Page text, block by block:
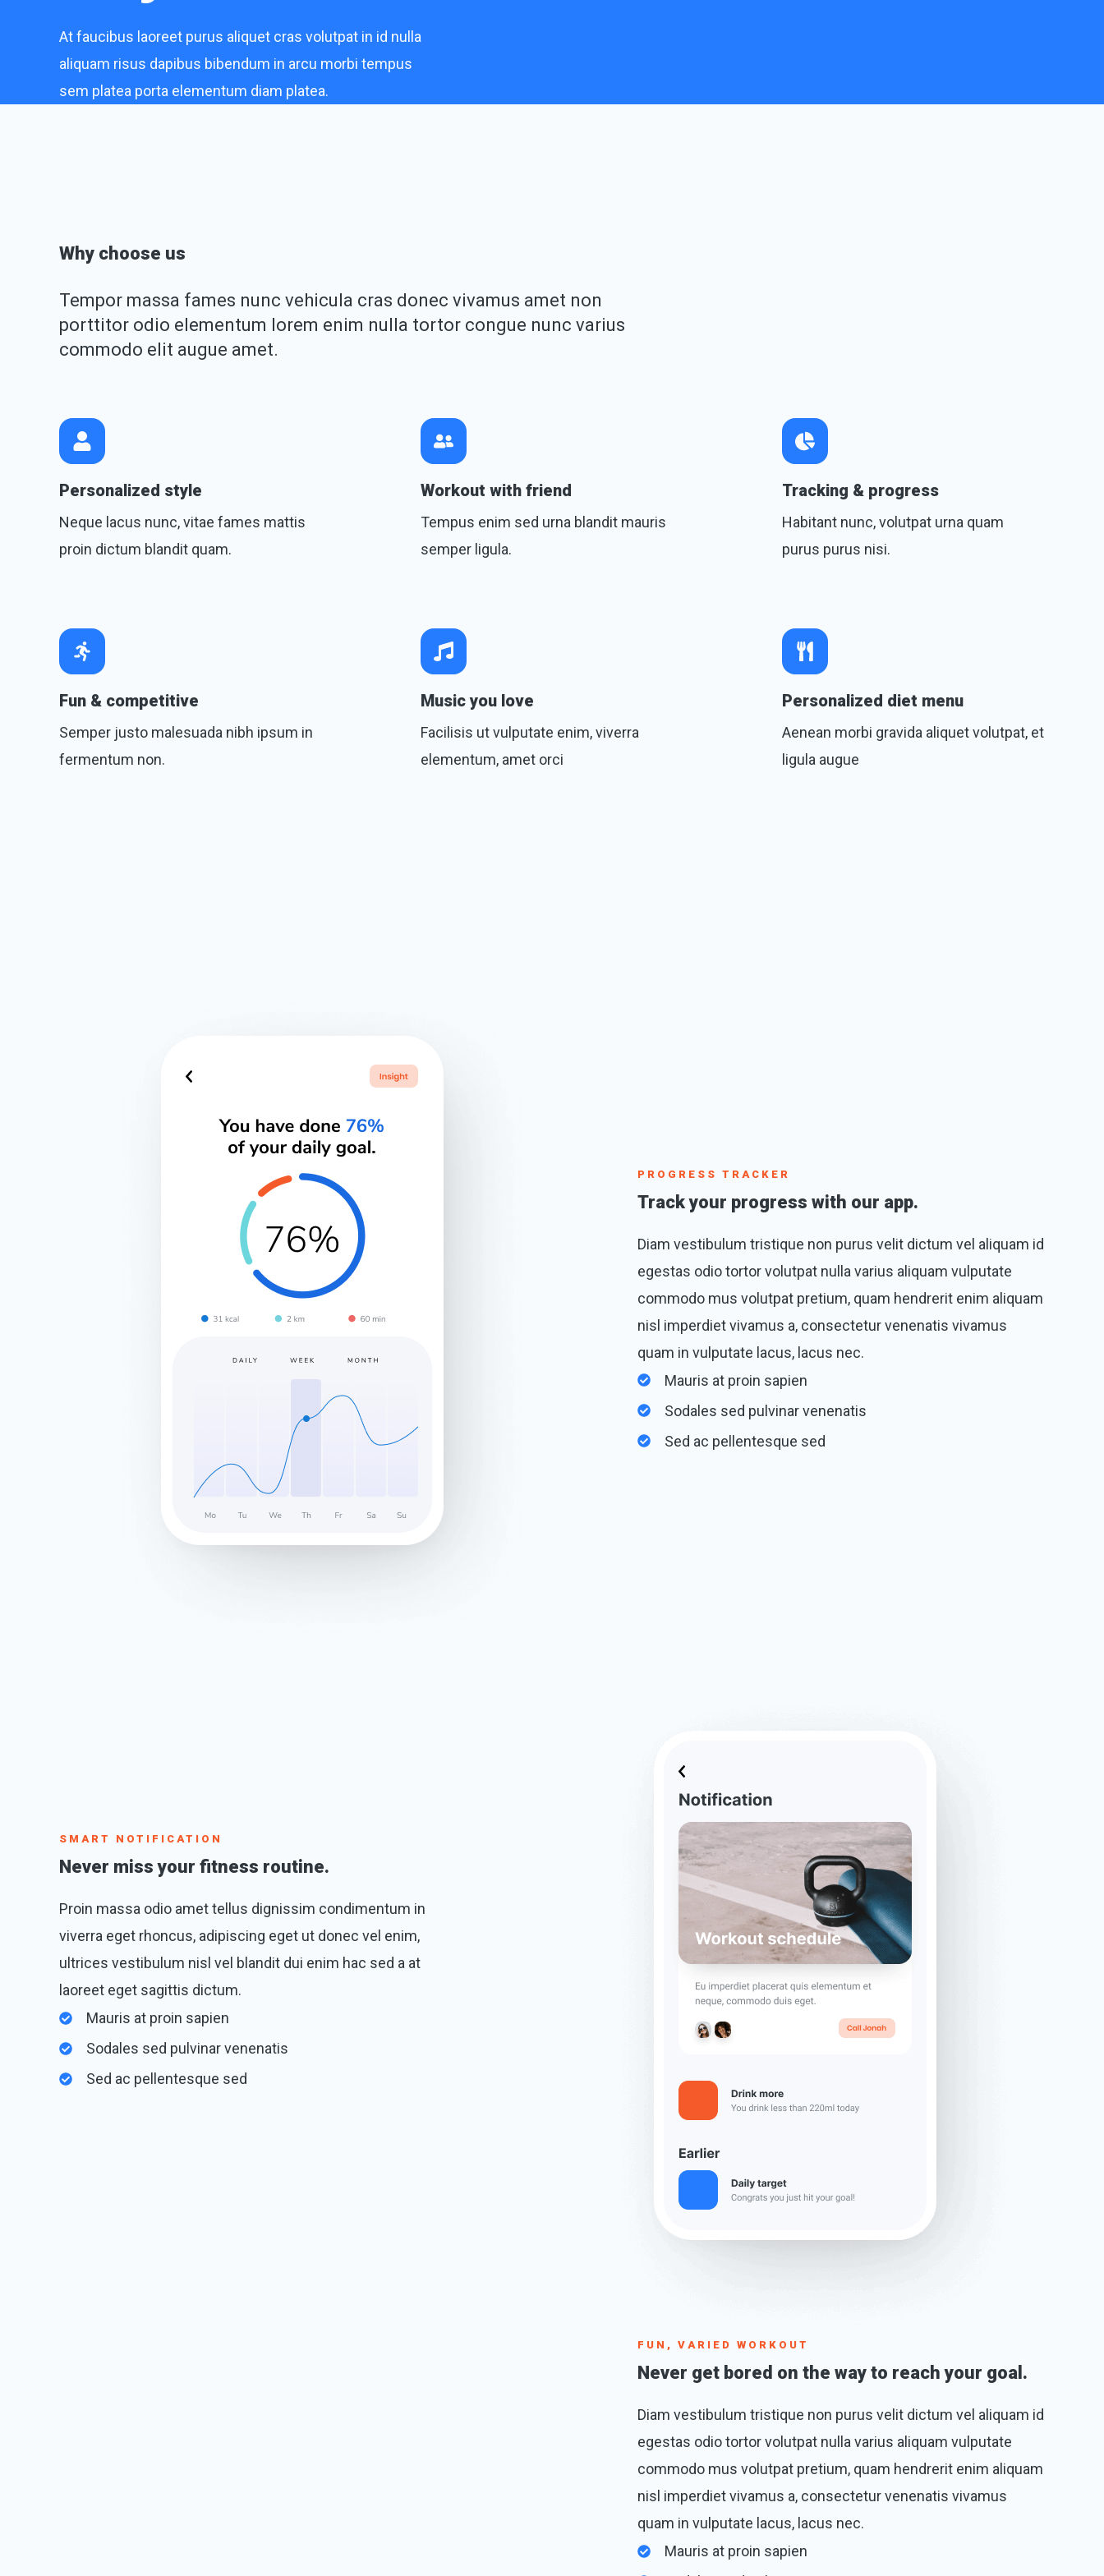
At faucibus laoreet purus aliquet cras volutpat in id nulla
aliquam risus dapibus bibendum in arcu morbi tempus
sem platea porta elementum diam platea.
Why choose us
Tempor massa fames nunc vehicula cras donec vivamus amet non
porttitor odio elementum lorem enim nulla tortor congue nunc varius
commodo elit augue amet.
Personalized style
Neque lacus nunc, vitae fames mattis
proin dictum blandit quam.
Workout with friend
Tempus enim sed urna blandit mauris
semper ligula.
Tracking & progress
Habitant nunc, volutpat urna quam
purus purus nisi.
Fun & competitive
Semper justo malesuada nibh ipsum in
fermentum non.
Music you love
Facilisis ut vulputate enim, viverra
elementum, amet orci
Personalized diet menu
Aenean morbi gravida aliquet volutpat, et
ligula augue
PROGRESS TRACKER
Track your progress with our app.
Diam vestibulum tristique non purus velit dictum vel aliquam id
egestas odio tortor volutpat nulla varius aliquam vulputate
commodo mus volutpat pretium, quam hendrerit enim aliquam
nisl imperdiet vivamus a, consectetur venenatis vivamus
quam in vulputate lacus, lacus nec.
Mauris at proin sapien
Sodales sed pulvinar venenatis
Sed ac pellentesque sed
SMART NOTIFICATION
Never miss your fitness routine.
Proin massa odio amet tellus dignissim condimentum in
viverra eget rhoncus, adipiscing eget ut donec vel enim,
ultrices vestibulum nisl vel blandit dui enim hac sed a at
laoreet eget sagittis dictum.
Mauris at proin sapien
Sodales sed pulvinar venenatis
Sed ac pellentesque sed
FUN, VARIED WORKOUT
Never get bored on the way to reach your goal.
Diam vestibulum tristique non purus velit dictum vel aliquam id
egestas odio tortor volutpat nulla varius aliquam vulputate
commodo mus volutpat pretium, quam hendrerit enim aliquam
nisl imperdiet vivamus a, consectetur venenatis vivamus
quam in vulputate lacus, lacus nec.
Mauris at proin sapien